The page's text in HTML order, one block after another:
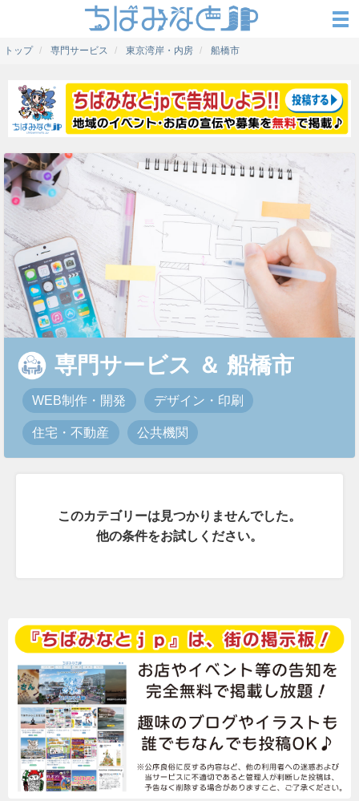
トップ 専門サービス 東京湾岸・内房 船橋市
専門サービス ＆ 船橋市
WEB制作・開発 デザイン・印刷
住宅・不動産 公共機関
このカテゴリーは見つかりませんでした。
他の条件をお試しください。